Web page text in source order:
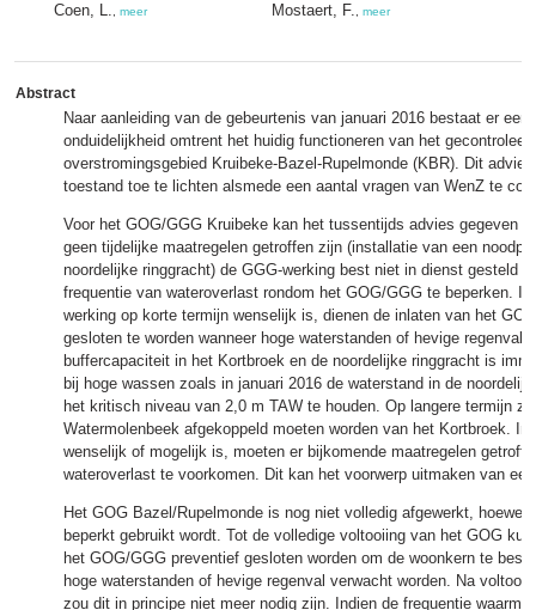
Coen, L. meer Mostaert, F. meer
Abstract
Naar aanleiding van de gebeurtenis van januari 2016 bestaat er een
onduidelijkheid omtrent het huidig functioneren van het
overstromingsgebied Kruibeke-Bazel-Rupelmonde (KBR). Dit
toestand toe te lichten alsmede een aantal vragen van WenZ te
Voor het GOG/GGG Kruibeke kan het tussentijds advies gegeven
geen tijdelijke maatregelen getroffen zijn (installatie van een
noordelijke ringgracht) de GGG-werking best niet in dienst gesteld
frequentie van wateroverlast rondom het GOG/GGG te beperken.
werking op korte termijn wenselijk is, dienen de inlaten van het
gesloten te worden wanneer hoge waterstanden of hevige regenval
buffercapaciteit in het Kortbroek en de noordelijke ringgracht is
bij hoge wassen zoals in januari 2016 de waterstand in de
het kritisch niveau van 2,0 m TAW te houden. Op langere termijn
Watermolenbeek afgekoppeld moeten worden van het Kortbroek.
wenselijk of mogelijk is, moeten er bijkomende maatregelen
wateroverlast te voorkomen. Dit kan het voorwerp uitmaken van
Het GOG Bazel/Rupelmonde is nog niet volledig afgewerkt, hoewel
beperkt gebruikt wordt. Tot de volledige voltooiing van het GOG
het GOG/GGG preventief gesloten worden om de woonkern te
hoge waterstanden of hevige regenval verwacht worden. Na
zou dit in principe niet meer nodig zijn. Indien de frequentie